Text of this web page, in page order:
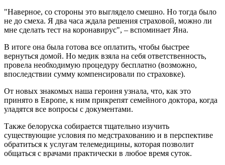
"Наверное, со стороны это выглядело смешно. Но тогда было
не до смеха. Я два часа ждала решения страховой, можно ли
мне сделать тест на коронавирус", – вспоминает Яна.
В итоге она была готова все оплатить, чтобы быстрее
вернуться домой. Но медик взяла на себя ответственность,
провела необходимую процедуру бесплатно (возможно,
впоследствии сумму компенсировали по страховке).
От новых знакомых наша героиня узнала, что, как это
принято в Европе, к ним прикрепят семейного доктора, когда
уладятся все вопросы с документами.
Также белоруска собирается тщательно изучить
существующие условия по медстрахованию и в перспективе
обратиться к услугам телемедицины, которая позволит
общаться с врачами практически в любое время суток.